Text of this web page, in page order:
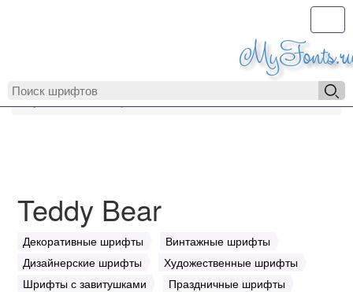
MyFonts.ru
Teddy Bear
Декоративные шрифты
Винтажные шрифты
Дизайнерские шрифты
Художественные шрифты
Шрифты с завитушками
Праздничные шрифты